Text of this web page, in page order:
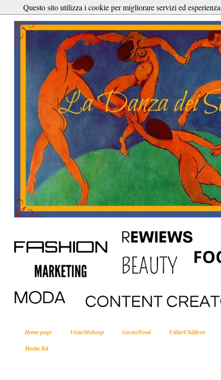
Home page Vista/Makeup Gusto/Food
Udito/Children
Media Kit
Questo sito utilizza i cookie per migliorare servizi ed